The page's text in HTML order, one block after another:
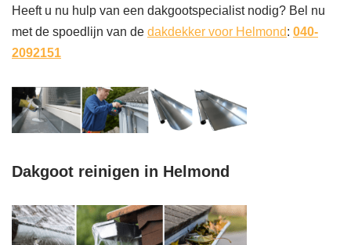
Heeft u nu hulp van een dakgootspecialist nodig? Bel nu
met de spoedlijn van de dakdekker voor Helmond: 040-
2092151
Dakgoot reinigen in Helmond